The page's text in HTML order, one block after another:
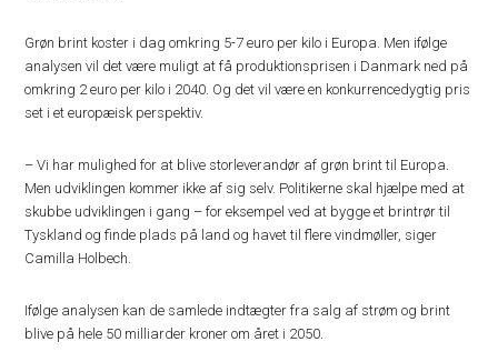
Grøn brint koster i dag omkring 5-7 euro per kilo i Europa. Men ifølge
analysen vil det være muligt at få produktionsprisen i Danmark ned på
omkring 2 euro per kilo i 2040. Og det vil være en konkurrencedygtig pris
set i et europæisk perspektiv.
– Vi har mulighed for at blive storleverandør af grøn brint til Europa.
Men udviklingen kommer ikke af sig selv. Politikerne skal hjælpe med at
skubbe udviklingen i gang – for eksempel ved at bygge et brintrør til
Tyskland og finde plads på land og havet til flere vindmøller, siger
Camilla Holbech.
Ifølge analysen kan de samlede indtægter fra salg af strøm og brint
blive på hele 50 milliarder kroner om året i 2050.